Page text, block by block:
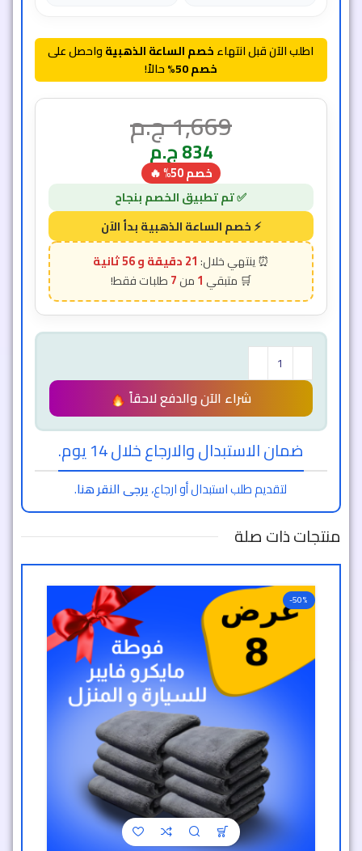
اطلب الآن قبل انتهاءخصم الساعة الذهبيةواحصل على
خصم 50%
حالاً!
1,669ج.م
834ج.م
خصم 50% 🔥
21 دقيقة و 54 ثانية
1
7
شراء الآن والدفع لاحقاً
ضمان الاستبدال والارجاع خلال 14 يوم.
لتقديم طلب استبدال أو ارجاع،يرجى النقر هنا.
منتجات ذات صلة
-50%